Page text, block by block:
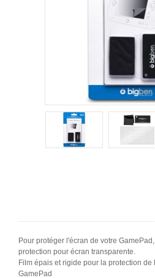
Pour protéger l'écran de votre
protection pour écran transparente.
Film épais et rigide pour la protection
GamePad